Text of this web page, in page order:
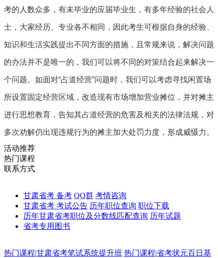
考的人数众多，有未毕业的应届毕业生，有多年经验的社会人
士，大家经历、专业各不相同，因此考生可根据自身的经验、
知识和生活实践提出不同方面的措施，且常规来说，解决问题
的办法并不是唯一的，我们可以将不同的对策结合起来解决一
个问题。如面对“占道经营”问题时，我们可以考虑寻找闲置场
所设置固定经营区域，改造现有市场增加营业摊位，并对摊主
进行思想教育，告知其占道经营的危害及相关的法律法规，对
多次劝解仍出现违规行为的摊主加大处罚力度，形成威慑力。
活动推荐
热门课程
联系方式
甘肃省考 备考 QQ群 考情咨询
甘肃省考 考试公告 历年职位查询 职位下载
历年甘肃省考职位及分数线匹配查询 历年试题
省考专用图书
热门课程|甘肃省考笔试系统提升班 热门课程|省考状元百日基